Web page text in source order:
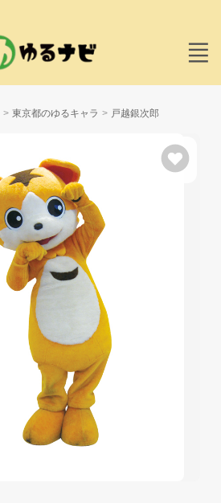
東京都のゆるキャラ 戸越銀次郎